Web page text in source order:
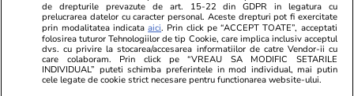
Recordurilor Românești. Locul
din București unde se ascund un
milion de povești și cele mai
spectaculoase colecții din lume
de drepturile prevazute de art. 15-22 din GDPR in legatura cu
prelucrarea datelor cu caracter personal. Aceste drepturi pot fi exercitate
prin modalitatea indicataaici. Prin click pe “ACCEPT TOATE”, acceptati
folosirea tuturor Tehnologiilor de tip Cookie, care implica inclusiv acceptul
dvs. cu privire la stocarea/accesarea informatiilor de catre Vendor-ii cu
care colaboram. Prin click pe “VREAU SA MODIFIC SETARILE
INDIVIDUAL” puteti schimba preferintele in mod individual, mai putin
cele legate de cookie strict necesare pentru functionarea website-ului.